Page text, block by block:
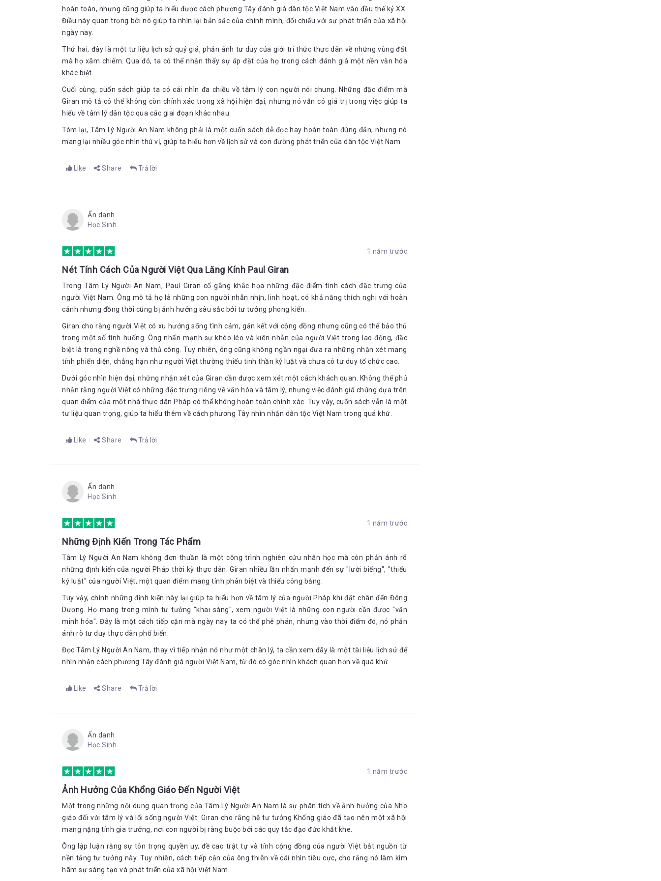
Bằng chứng đầu tiên cho sự dửng dung này, tác giả dẫn ra việc người An Nam lúc bấy giờ không có bất kỳ sự
tiến bộ, sự tinh tế nào trong cách ăn uống. Họ chỉ tập trung vào việc thỏa mãn những gì cấp thiết nhất: cơn đói.
Ông cũng không đi sâu vào tự hỏi liệu “cơn đói” này xuất phát từ đâu?
Hầu như tất cả mọi thứ đều có thể ăn được: ếch, chuột, dơi, rắn, thịt, rau củ hoặc thực phẩm bị hư hỏng.
Trong chợ, người bán có hai loại giá: một cho hàng tươi, cái còn lại, giá thấp hơn, cho những thứ được bày
ra những ngày trước đó
Gia vị sử dụng kèm là nước mắm, theo tác giả là “hương vị và mùi của hỗn hợp này rất kinh khủng đối với người
. Nhãn quan thực dân và tâm thế coi người da trắng là thượng đẳng, lấy mình làm chuẩn mực đã khiến
nghiên cứu của Paul Giran đâm màu sắc chủ quan và những định kiến sai lầm.
Sự dửng dung của người An Nam còn được thể hiện ở sự thiếu tiện nghi về nhà ở và trang phục. Nhà thường
lợn hoặc gia cầm được thả rông, hoàn toàn tự do; một cái ao gần đó và cũng là hồ bơi, là nơi trồng cải xoong lẫn
hố ủ phân…
nhục hình đau đớn.
tượng một người khỏa thân không hề khơi dậy nơi họ bất cứ ý tưởng xấu nào, họ không thể đồng cảm với
nỗi đau hay sự thống khổ của người khác”.
Ngôn ngữ - Tiếng Việt bị ví như cái khung kìm hãm trí tuệ, đơn âm tiết, đa âm điệu, sử dụng những từ bất biến,
không chủ từ biến tổ, không biến cách hoặc chia thì; nghĩa thì luôn cụ thể, đặc biệt, gần như không bao giờ trừu
tượng, tổng quát:
Sự nghèo nàn của ngôn ngữ biểu thị sự bần cùng của tư tưởng; ít ý, ít lời; và một lần nữa những từ hiếm
này chỉ tạo thành những mô ta rất không hoàn hảo về các đối tượng mà chúng áp cho; nghĩa của chúng
vẫn còn mơ hồ và thiếu chính xác
Tác giả cho rằng chính những “khuyết điểm” của ngôn ngữ này khiến chúng ta không thể đạt tới tầm tư duy triết
học mà  chỉ có thể tổng hợp kinh nghiệm thực tế, tư duy đơn giản.
Không thể khẳng định tất cả những nhận định của Paul Giran về dân tộc An Nam là sai, tuy nhiên, sự phân biệt,
coi thường văn hóa An Nam của ông rất nặng. Theo ông, những biểu hiện của văn hóa An Nam, biểu hiện của
một nền văn hóa khác mình là đặc trưng của những nền văn minh dã man, sơ khai, kém phát triển. Điều này,
hiện nay chúng ta có thể khẳng định là hoàn toàn sai lầm.
Đây cũng là điều đáng lưu ý với người đọc: trong bối cảnh hôm nay, cách thức và mục đích khảo cứu của P. Giran
sẽ trở nên rất lạc lõng vì giới khoa học nhân văn đang và sẽ cho rằng, không bao giờ có sự cao, thấp, hơn, kém
cuốn sách của Giran hầu như sẽ không còn lại gì. Những gì bạn có thể tìm hiểu được là dữ kiện lịch sử về một thời
Review chi tiết bởi Dương Phương Anh – Bookademy
______________
https://www.facebook.com/
Đăng ký để trở thành CTV Bookademy tại link:
hoàn toàn, nhưng cũng giúp ta hiểu được cách phương Tây đánh giá dân tộc Việt Nam vào đầu thế kỷ XX.
Điều này quan trọng bởi nó giúp ta nhìn lại bản sắc của chính mình, đối chiếu với sự phát triển của xã hội
ngày nay.
Thứ hai, đây là một tư liệu lịch sử quý giá, phản ánh tư duy của giới trí thức thực dân về những vùng đất
mà họ xâm chiếm. Qua đó, ta có thể nhận thấy sự áp đặt của họ trong cách đánh giá một nền văn hóa
khác biệt.
Cuối cùng, cuốn sách giúp ta có cái nhìn đa chiều về tâm lý con người nói chung. Những đặc điểm mà
Giran mô tả có thể không còn chính xác trong xã hội hiện đại, nhưng nó vẫn có giá trị trong việc giúp ta
hiểu về tâm lý dân tộc qua các giai đoạn khác nhau.
Tóm lại, Tâm Lý Người An Nam không phải là một cuốn sách dễ đọc hay hoàn toàn đúng đắn, nhưng nó
mang lại nhiều góc nhìn thú vị, giúp ta hiểu hơn về lịch sử và con đường phát triển của dân tộc Việt Nam.
Like Share Trả lời
Ẩn danh
Học Sinh
1 năm trước
Nét Tính Cách Của Người Việt Qua Lăng Kính Paul Giran
Trong Tâm Lý Người An Nam, Paul Giran cố gắng khắc họa những đặc điểm tính cách đặc trưng của
người Việt Nam. Ông mô tả họ là những con người nhẫn nhịn, linh hoạt, có khả năng thích nghi với hoàn
cảnh nhưng đồng thời cũng bị ảnh hưởng sâu sắc bởi tư tưởng phong kiến.
Giran cho rằng người Việt có xu hướng sống tình cảm, gắn kết với cộng đồng nhưng cũng có thể bảo thủ
trong một số tình huống. Ông nhấn mạnh sự khéo léo và kiên nhẫn của người Việt trong lao động, đặc
biệt là trong nghề nông và thủ công. Tuy nhiên, ông cũng không ngần ngại đưa ra những nhận xét mang
tính phiến diện, chẳng hạn như người Việt thường thiếu tinh thần kỷ luật và chưa có tư duy tổ chức cao.
Dưới góc nhìn hiện đại, những nhận xét của Giran cần được xem xét một cách khách quan. Không thể phủ
nhận rằng người Việt có những đặc trưng riêng về văn hóa và tâm lý, nhưng việc đánh giá chúng dựa trên
quan điểm của một nhà thực dân Pháp có thể không hoàn toàn chính xác. Tuy vậy, cuốn sách vẫn là một
tư liệu quan trọng, giúp ta hiểu thêm về cách phương Tây nhìn nhận dân tộc Việt Nam trong quá khứ.
Like Share Trả lời
Ẩn danh
Học Sinh
1 năm trước
Những Định Kiến Trong Tác Phẩm
Tâm Lý Người An Nam không đơn thuần là một công trình nghiên cứu nhân học mà còn phản ánh rõ
những định kiến của người Pháp thời kỳ thực dân. Giran nhiều lần nhấn mạnh đến sự "lười biếng", "thiếu
kỷ luật" của người Việt, một quan điểm mang tính phân biệt và thiếu công bằng.
Tuy vậy, chính những định kiến này lại giúp ta hiểu hơn về tâm lý của người Pháp khi đặt chân đến Đông
Dương. Họ mang trong mình tư tưởng "khai sáng", xem người Việt là những con người cần được "văn
minh hóa". Đây là một cách tiếp cận mà ngày nay ta có thể phê phán, nhưng vào thời điểm đó, nó phản
ánh rõ tư duy thực dân phổ biến.
Đọc Tâm Lý Người An Nam, thay vì tiếp nhận nó như một chân lý, ta cần xem đây là một tài liệu lịch sử để
nhìn nhận cách phương Tây đánh giá người Việt Nam, từ đó có góc nhìn khách quan hơn về quá khứ.
Like Share Trả lời
Ẩn danh
Học Sinh
1 năm trước
Ảnh Hưởng Của Khổng Giáo Đến Người Việt
Một trong những nội dung quan trọng của Tâm Lý Người An Nam là sự phân tích về ảnh hưởng của Nho
giáo đối với tâm lý và lối sống người Việt. Giran cho rằng hệ tư tưởng Khổng giáo đã tạo nên một xã hội
mang nặng tính gia trưởng, nơi con người bị ràng buộc bởi các quy tắc đạo đức khắt khe.
Ông lập luận rằng sự tôn trọng quyền uy, đề cao trật tự và tính cộng đồng của người Việt bắt nguồn từ
nền tảng tư tưởng này. Tuy nhiên, cách tiếp cận của ông thiên về cái nhìn tiêu cực, cho rằng nó làm kìm
hãm sự sáng tạo và phát triển của xã hội Việt Nam.